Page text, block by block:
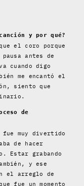
y por qué?
el coro porque
antes de
cuando digo
me encantó el
siento que
de
muy divertido
de hacer
Estar grabando
y ese
el arreglo de
fue un momento